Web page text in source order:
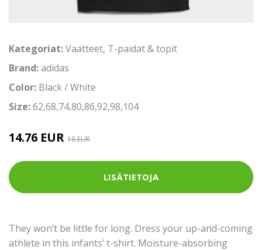
Kategoriat:Vaatteet, T-paidat & topit
Brand:adidas
Color: Black / White
Size:62,68,74,80,86,92,98,104
14.76 EUR 18 EUR
LISÄTIETOJA
They won’t be little for long. Dress your up-and-coming
athlete in this infants’ t-shirt. Moisture-absorbing